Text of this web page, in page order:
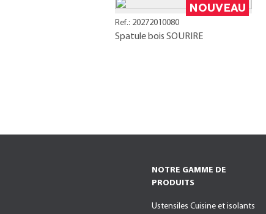
NOUVEAU
Ref.: 20272010080
Spatule bois SOURIRE
NOTRE GAMME DE
PRODUITS
Ustensiles Cuisine et isolants